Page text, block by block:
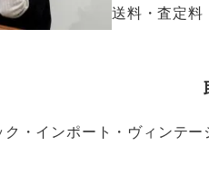
送料・査定料
・インポート・ヴィンテ